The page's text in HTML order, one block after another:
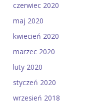
czerwiec 2020
maj 2020
kwiecień 2020
marzec 2020
luty 2020
styczeń 2020
wrzesień 2018